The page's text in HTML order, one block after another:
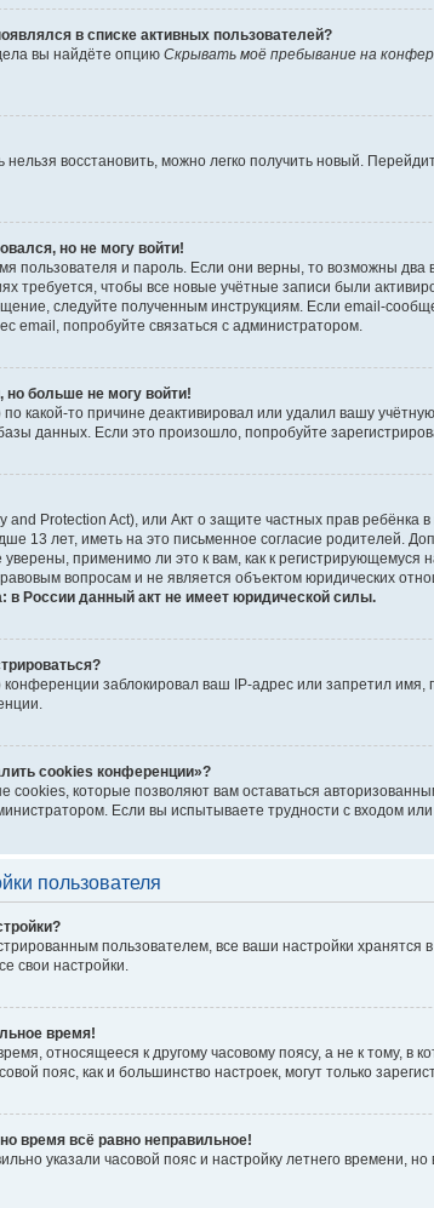
в списке активных пользователей?
вы найдёте опцию Скрывать моё пребывание на
нельзя восстановить, можно легко получить новый.
но не могу войти!
пользователя и пароль. Если они верны, то возможны
требуется, чтобы все новые учётные записи были
следуйте полученным инструкциям. Если email-
email, попробуйте связаться с администратором.
но больше не могу войти!
какой-то причине деактивировал или удалил вашу
данных. Если это произошло, попробуйте
and Protection Act), или Акт о защите частных прав
13 лет, иметь на это письменное согласие родителей.
применимо ли это к вам, как к
вопросам и не является объектом юридических
в России данный акт не имеет юридической силы.
заблокировал ваш IP-адрес или запретил
cookies конференции»?
cookies, которые позволяют вам оставаться
Если вы испытываете трудности с входом
пользователя
пользователем, все ваши настройки
свои настройки.
время!
относящееся к другому часовому поясу, а не к тому, в
пояс, как и большинство настроек, могут только
время всё равно неправильное!
указали часовой пояс и настройку летнего времени,